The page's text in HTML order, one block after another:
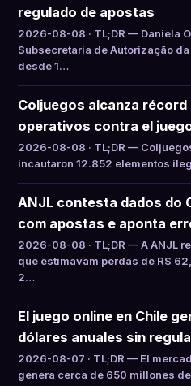
regulado de apostas
2026-08-08 · TL;DR — Daniela
Subsecretaria de Autorização
desde 1…
Coljuegos alcanza
operativos contra el
2026-08-08 · TL;DR —
incautaron 12.852 elementos
ANJL contesta dados do
com apostas e aponta
2026-08-08 · TL;DR — A ANJL
que estimavam perdas de R$
2…
El juego online en Chile
dólares anuales sin
2026-08-07 · TL;DR — El
genera cerca de 650 millones